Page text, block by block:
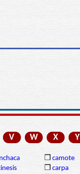
V W X Y
❒ camote
❒ carpa